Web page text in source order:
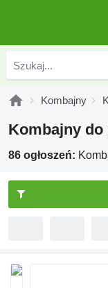
Kombajny
Kombajny do
86 ogłoszeń: